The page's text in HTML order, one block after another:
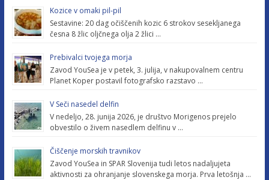
Kozice v omaki pil-pil
Sestavine: 20 dag očiščenih kozic 6 strokov sesekljanega
česna 8 žlic oljčnega olja 2 žlici …
Prebivalci tvojega morja
Zavod YouSea je v petek, 3. julija, v nakupovalnem centru
Planet Koper postavil fotografsko razstavo …
V Seči nasedel delfin
V nedeljo, 28. junija 2026, je društvo Morigenos prejelo
obvestilo o živem nasedlem delfinu v …
Čiščenje morskih travnikov
Zavod YouSea in SPAR Slovenija tudi letos nadaljujeta
aktivnosti za ohranjanje slovenskega morja. Prva letošnja …